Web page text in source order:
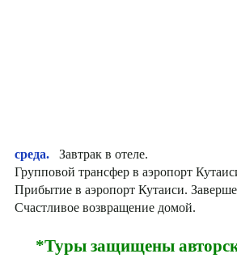
среда.
Завтрак в отеле.
Групповой трансфер в аэропорт
Прибытие в аэропорт Кутаиси.
Счастливое возвращение домой.
*Туры защищены